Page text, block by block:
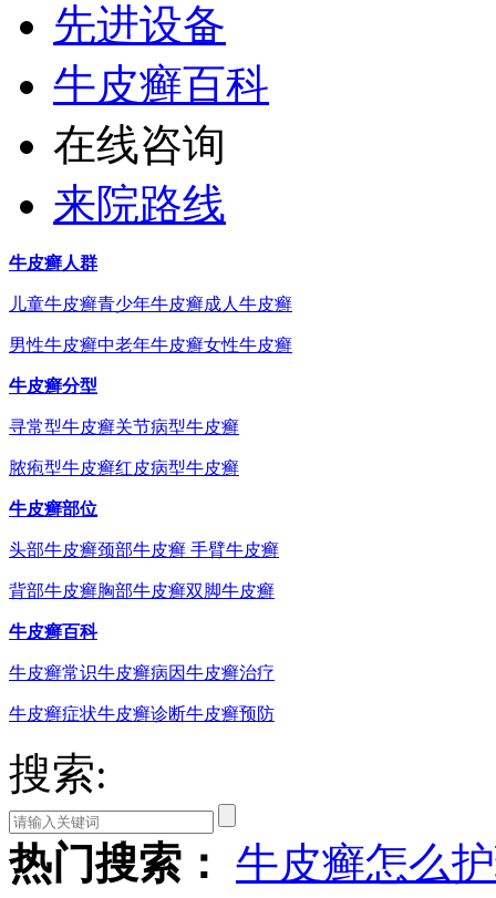
先进设备
牛皮癣百科
在线咨询
来院路线
牛皮癣人群
儿童牛皮癣青少年牛皮癣成人牛皮癣
男性牛皮癣中老年牛皮癣女性牛皮癣
牛皮癣分型
寻常型牛皮癣关节病型牛皮癣
脓疱型牛皮癣红皮病型牛皮癣
牛皮癣部位
头部牛皮癣颈部牛皮癣 手臂牛皮癣
背部牛皮癣胸部牛皮癣双脚牛皮癣
牛皮癣百科
牛皮癣常识牛皮癣病因牛皮癣治疗
牛皮癣症状牛皮癣诊断牛皮癣预防
搜索:
热门搜索： 牛皮癣怎么